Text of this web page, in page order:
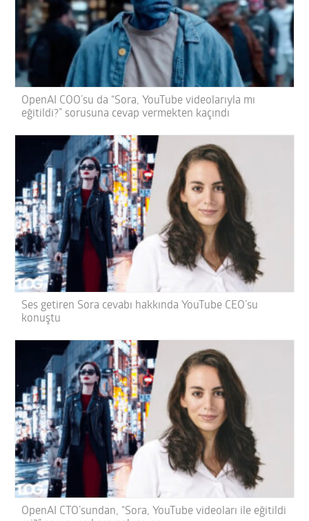
OpenAI COO’su da “Sora, YouTube videolarıyla mı
eğitildi?” sorusuna cevap vermekten kaçındı
Ses getiren Sora cevabı hakkında YouTube CEO’su
konuştu
OpenAI CTO’sundan, “Sora, YouTube videoları ile eğitildi